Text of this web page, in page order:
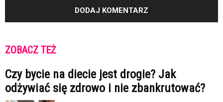
ZOBACZ TEŻ
Czy bycie na diecie jest drogie? Jak
odżywiać się zdrowo i nie zbankrutować?